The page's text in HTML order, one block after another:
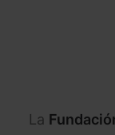
La